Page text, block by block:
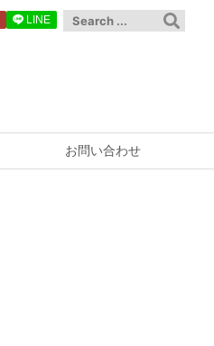
お問い合わせ
LINE